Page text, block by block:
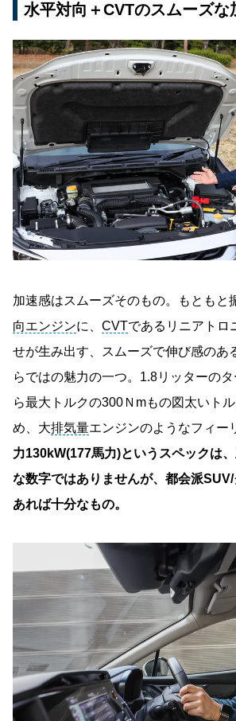
水平対向＋CVTのスムーズな
加速感はスムーズそのもの。もともと
向エンジンに、 CVTであるリニアトロ
せが生み出す、スムーズで伸び感のあ
らではの魅力の一つ。1.8リッターの
ら最大トルクの300Ｎmもの図太いト
め、大排気量エンジンのようなフィー
力130kW(177馬力)というスペックは
な数字ではありませんが、都会派
あれば十分なもの。